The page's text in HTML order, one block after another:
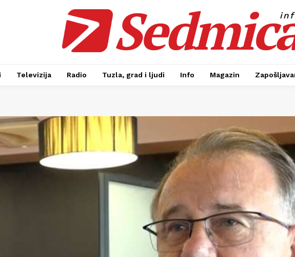
Televizija Radio Tuzla, grad i ljudi Info Magazin